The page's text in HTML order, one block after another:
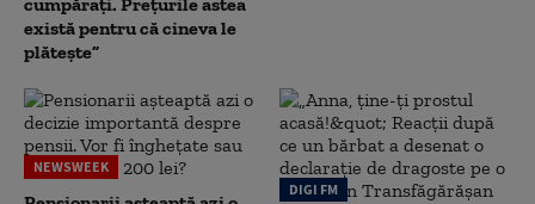
există pentru că cineva le
plătește”
NEWSWEEK
DIGI FM